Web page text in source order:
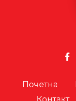
Почетна